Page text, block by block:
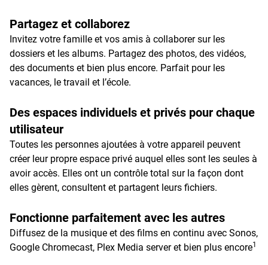
Partagez et collaborez
Invitez votre famille et vos amis à collaborer sur les
dossiers et les albums. Partagez des photos, des vidéos,
des documents et bien plus encore. Parfait pour les
vacances, le travail et l’école.
Des espaces individuels et privés pour chaque
utilisateur
Toutes les personnes ajoutées à votre appareil peuvent
créer leur propre espace privé auquel elles sont les seules à
avoir accès. Elles ont un contrôle total sur la façon dont
elles gèrent, consultent et partagent leurs fichiers.
Fonctionne parfaitement avec les autres
Diffusez de la musique et des films en continu avec Sonos,
Google Chromecast, Plex Media server et bien plus encore1